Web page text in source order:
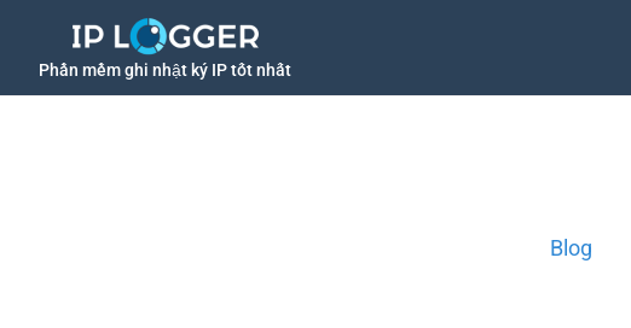
Phần mềm ghi nhật ký IP tốt nhất
Blog